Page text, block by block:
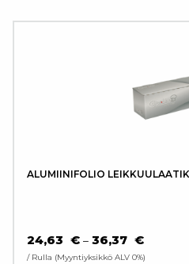
ALUMIINIFOLIO
24,63 € – 36,37 €
/ Rulla Myyntiyksikkö ALV 0%